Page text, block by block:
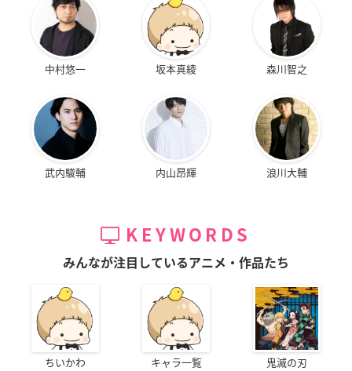
中村悠一 坂本真綾 森川智之
武内駿輔 内山昂輝 浪川大輔
KEYWORDS
みんなが注目しているアニメ・作品たち
ちいかわ キャラ一覧 鬼滅の刃